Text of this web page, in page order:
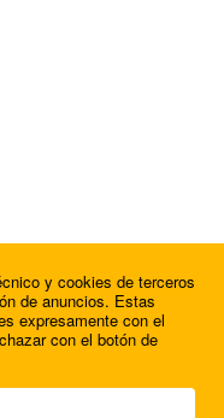
y cookies de terceros
de anuncios. Estas
expresamente con el
con el botón de